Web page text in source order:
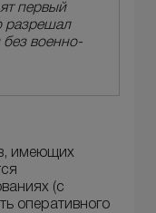
первый
разрешал
без военно-
имеющих
(с
оперативного